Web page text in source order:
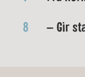
8 – Gir